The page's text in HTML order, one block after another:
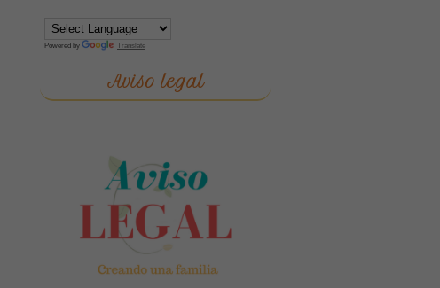
Powered by Translate
Aviso legal